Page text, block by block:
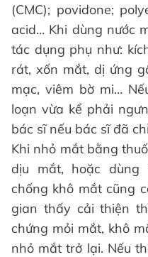
(CMC); povidone;
acid… Khi dùng nước
tác dụng phụ như:
rát, xốn mắt, dị ứng
mạc, viêm bờ mi…
loạn vừa kể phải
bác sĩ nếu bác sĩ đã
Khi nhỏ mắt bằng
dịu mắt, hoặc dùng
chống khô mắt cũng
gian thấy cải thiện
chứng mỏi mắt, khô
nhỏ mắt trở lại. Nếu